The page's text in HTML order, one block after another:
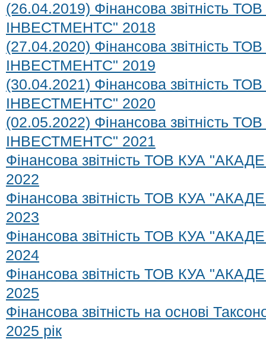
(26.04.2019) Фінансова звітність
ІНВЕСТМЕНТС" 2018
(27.04.2020) Фінансова звітність
ІНВЕСТМЕНТС" 2019
(30.04.2021) Фінансова звітність
ІНВЕСТМЕНТС" 2020
(02.05.2022) Фінансова звітність
ІНВЕСТМЕНТС" 2021
Фінансова звітність ТОВ КУА
2022
Фінансова звітність ТОВ КУА
2023
Фінансова звітність ТОВ КУА
2024
Фінансова звітність ТОВ КУА
2025
Фінансова звітність на основі
2025 рік